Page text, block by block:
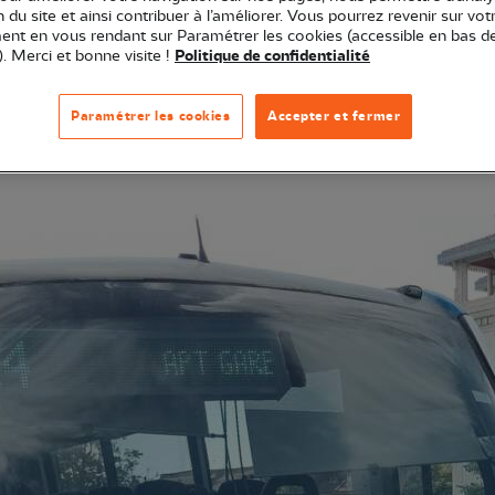
la LPO équivaut à être ambulancier pour la faune
propre véhicule et vous donnez de votre
régional de sauvegarde de la faune sauvage
du site et ainsi contribuer à l’améliorer. Vous pourrez revenir sur
en vous rendant sur Paramétrer les cookies (accessible en bas
Merci et bonne visite ! Politique de confidentialité
Accepter et fermer
Paramétrer les cookies